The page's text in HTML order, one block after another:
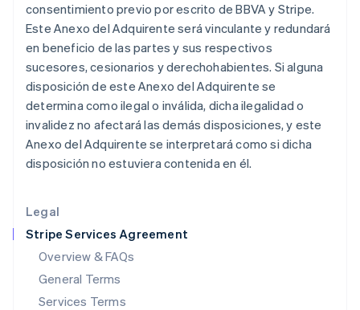
Legal
Stripe Services Agreement
Overview & FAQs
General Terms
Services Terms
consentimiento previo por escrito de BBVA y Stripe.
Este Anexo del Adquirente será vinculante y redundará
en beneficio de las partes y sus respectivos
sucesores, cesionarios y derechohabientes. Si alguna
disposición de este Anexo del Adquirente se
determina como ilegal o inválida, dicha ilegalidad o
invalidez no afectará las demás disposiciones, y este
Anexo del Adquirente se interpretará como si dicha
disposición no estuviera contenida en él.
Ireland
English
Italy
ItalianoEnglish
Japan
Latvia
English
Liechtenstein
DeutschEnglish
Luxembourg
FrançaisDeutschEnglish
Mainland China
简体中文 English
Malaysia
English简体中文